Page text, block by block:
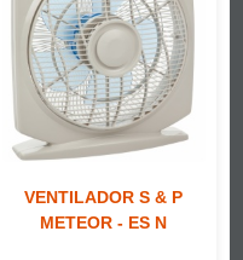
VENTILADOR S & P
METEOR - ES N